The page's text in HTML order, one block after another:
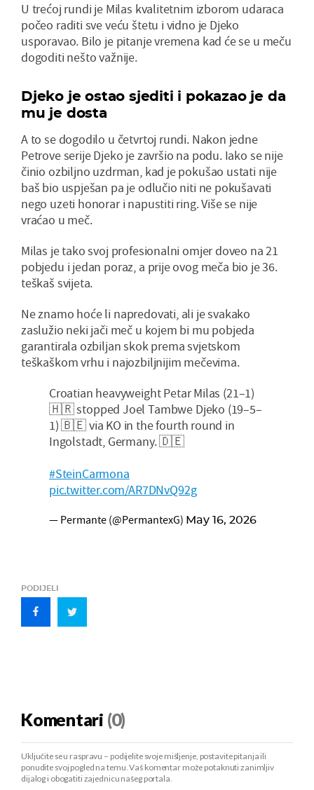
U trećoj rundi je Milas kvalitetnim izborom udaraca
počeo raditi sve veću štetu i vidno je Djeko
usporavao. Bilo je pitanje vremena kad će se u meču
dogoditi nešto važnije.
Djeko je ostao sjediti i pokazao je da
mu je dosta
A to se dogodilo u četvrtoj rundi. Nakon jedne
Petrove serije Djeko je završio na podu. Iako se nije
činio ozbiljno uzdrman, kad je pokušao ustati nije
baš bio uspješan pa je odlučio niti ne pokušavati
nego uzeti honorar i napustiti ring. Više se nije
vraćao u meč.
Milas je tako svoj profesionalni omjer doveo na 21
pobjedu i jedan poraz, a prije ovog meča bio je 36.
teškaš svijeta.
Ne znamo hoće li napredovati, ali je svakako
zaslužio neki jači meč u kojem bi mu pobjeda
garantirala ozbiljan skok prema svjetskom
teškaškom vrhu i najozbiljnijim mečevima.
Croatian heavyweight Petar Milas (21–1)
🇭🇷 stopped Joel Tambwe Djeko (19–5–
1) 🇧🇪 via KO in the fourth round in
Ingolstadt, Germany. 🇩🇪
#SteinCarmona
pic.twitter.com/AR7DNvQ92g
— Permante (@PermantexG) May 16, 2026
PODIJELI
Komentari (0)
Uključite se u raspravu – podijelite svoje mišljenje, postavite pitanja ili
ponudite svoj pogled na temu. Vaš komentar može potaknuti zanimljiv
dijalog i obogatiti zajednicu našeg portala.